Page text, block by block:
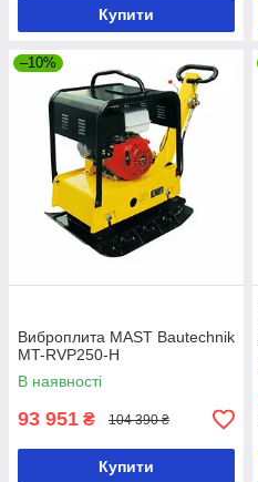
Купити
–10%
Виброплита MAST Bautechnik
MT-RVP250-H
В наявності
93 951 ₴ 104 390 ₴
Купити